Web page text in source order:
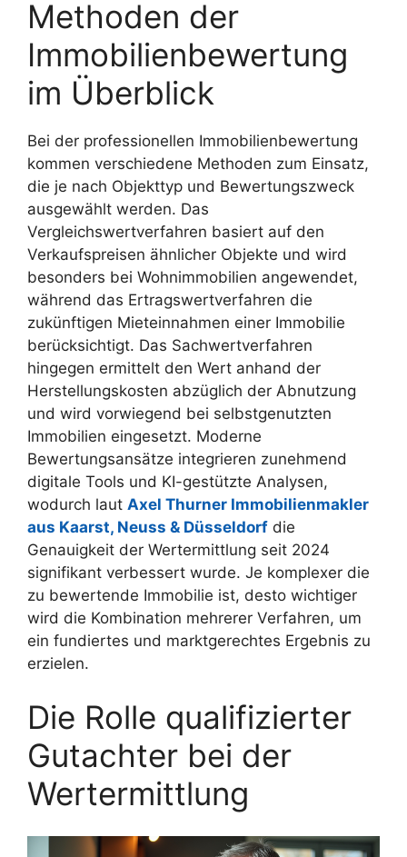
Methoden der
Immobilienbewertung
im Überblick
Bei der professionellen Immobilienbewertung
kommen verschiedene Methoden zum Einsatz,
die je nach Objekttyp und Bewertungszweck
ausgewählt werden. Das
Vergleichswertverfahren basiert auf den
Verkaufspreisen ähnlicher Objekte und wird
besonders bei Wohnimmobilien angewendet,
während das Ertragswertverfahren die
zukünftigen Mieteinnahmen einer Immobilie
berücksichtigt. Das Sachwertverfahren
hingegen ermittelt den Wert anhand der
Herstellungskosten abzüglich der Abnutzung
und wird vorwiegend bei selbstgenutzten
Immobilien eingesetzt. Moderne
Bewertungsansätze integrieren zunehmend
digitale Tools und KI-gestützte Analysen,
wodurch laut Axel Thurner Immobilienmakler
aus Kaarst, Neuss & Düsseldorf die
Genauigkeit der Wertermittlung seit 2024
signifikant verbessert wurde. Je komplexer die
zu bewertende Immobilie ist, desto wichtiger
wird die Kombination mehrerer Verfahren, um
ein fundiertes und marktgerechtes Ergebnis zu
erzielen.
Die Rolle qualifizierter
Gutachter bei der
Wertermittlung